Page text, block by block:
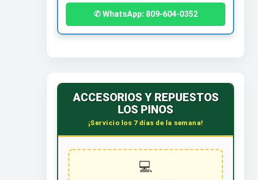
✆ WhatsApp: 809-604-0352
ACCESORIOS Y REPUESTOS
LOS PINOS
¡Servicio los 7 días de la semana!
💻